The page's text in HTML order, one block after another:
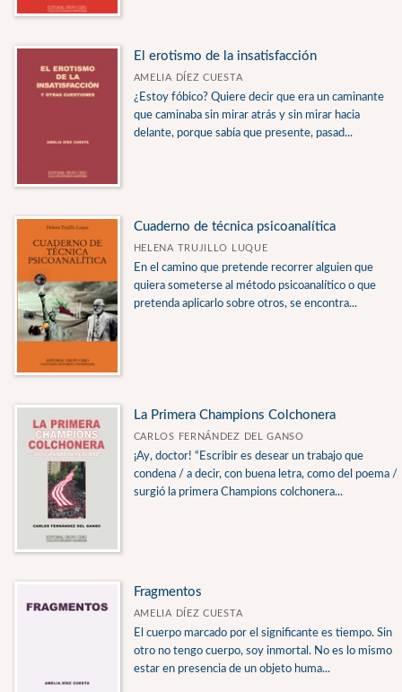
Fútbol
Medicina
Medicina psicosomática
CATÁLOGOS PDF
Catálogo de Novedades
El erotismo de la insatisfacción
AMELIA DÍEZ CUESTA
¿Estoy fóbico? Quiere decir que era un caminante
que caminaba sin mirar atrás y sin mirar hacia
delante, porque sabía que presente, pasad...
Cuaderno de técnica psicoanalítica
HELENA TRUJILLO LUQUE
En el camino que pretende recorrer alguien que
quiera someterse al método psicoanalítico o que
pretenda aplicarlo sobre otros, se encontra...
La Primera Champions Colchonera
CARLOS FERNÁNDEZ DEL GANSO
¡Ay, doctor! “Escribir es desear un trabajo que
condena / a decir, con buena letra, como del poema /
surgió la primera Champions colchonera...
Fragmentos
AMELIA DÍEZ CUESTA
El cuerpo marcado por el significante es tiempo. Sin
otro no tengo cuerpo, soy inmortal. No es lo mismo
estar en presencia de un objeto huma...